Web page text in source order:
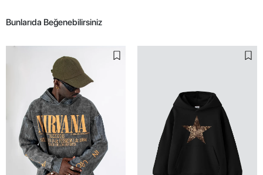
Bunlarıda Beğenebilirsiniz